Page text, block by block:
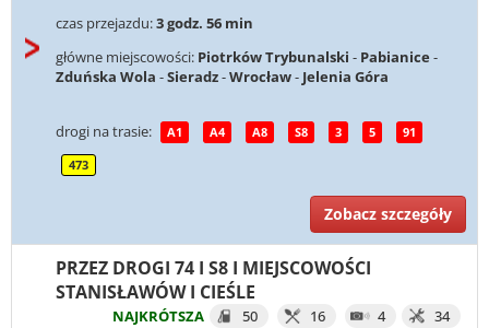
czas przejazdu:3 godz. 56 min
główne miejscowości: Piotrków Trybunalski - Pabianice -
Zduńska Wola -Sieradz-Wrocław- Jelenia Góra
drogi na trasie: A1 A4 A8 S8 3 5 91
473
Zobacz szczegóły
PRZEZ DROGI 74 I S8 I MIEJSCOWOŚCI
STANISŁAWÓW I CIEŚLE
NAJKRÓTSZA 50 16 4 34